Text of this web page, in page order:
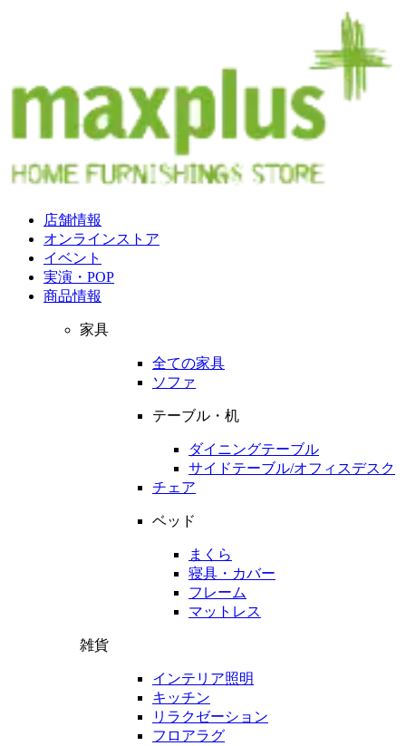
店舗情報
オンラインストア
イベント
実演・POP
商品情報
家具
全ての家具
ソファ
テーブル・机
ダイニングテーブル
サイドテーブル/オフィスデスク
チェア
ベッド
まくら
寝具・カバー
フレーム
マットレス
雑貨
インテリア照明
キッチン
リラクゼーション
フロアラグ